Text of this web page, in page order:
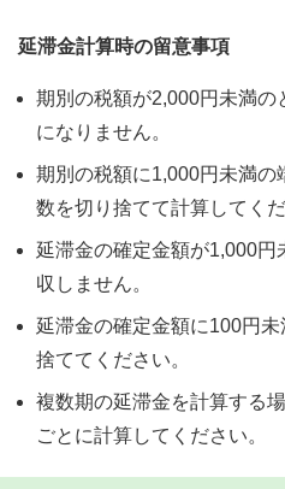
延滞金計算時の留意事項
期別の税額が2,000円未満の
になりません。
期別の税額に1,000円未満
数を切り捨てて計算してくだ
延滞金の確定金額が1,000
収しません。
延滞金の確定金額に100円
捨ててください。
複数期の延滞金を計算する
ごとに計算してください。